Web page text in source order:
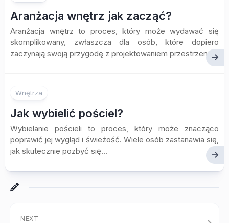
Aranżacja wnętrz jak zacząć?
Aranżacja wnętrz to proces, który może wydawać się
skomplikowany, zwłaszcza dla osób, które dopiero
zaczynają swoją przygodę z projektowaniem przestrzeni....
Wnętrza
Jak wybielić pościel?
Wybielanie pościeli to proces, który może znacząco
poprawić jej wygląd i świeżość. Wiele osób zastanawia się,
jak skutecznie pozbyć się...
NEXT